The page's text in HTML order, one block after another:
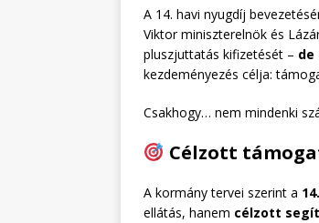
A 14. havi nyugdíj
Viktor miniszterelnök és
pluszjuttatás kifizetését – de
kezdeményezés célja:
Csakhogy… nem mindenki
Célzott
A kormány tervei szerint a
ellátás, hanem célzott